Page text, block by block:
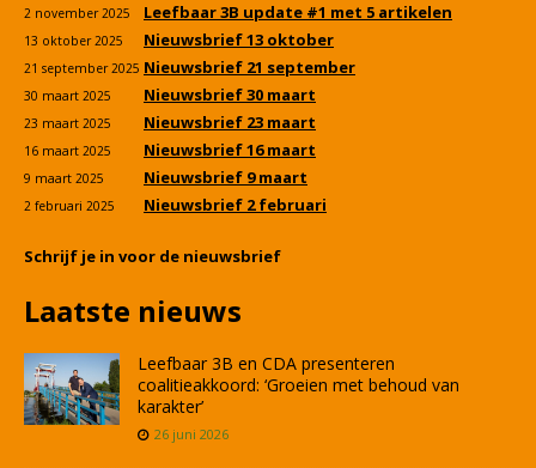
2 november 2025 Leefbaar 3B update #1 met 5 artikelen
13 oktober 2025 Nieuwsbrief 13 oktober
21 september 2025 Nieuwsbrief 21 september
30 maart 2025 Nieuwsbrief 30 maart
23 maart 2025 Nieuwsbrief 23 maart
16 maart 2025 Nieuwsbrief 16 maart
9 maart 2025 Nieuwsbrief 9 maart
2 februari 2025 Nieuwsbrief 2 februari
Schrijf je in voor de nieuwsbrief
Laatste nieuws
Leefbaar 3B en CDA presenteren
coalitieakkoord: ‘Groeien met behoud van
karakter’
26 juni 2026